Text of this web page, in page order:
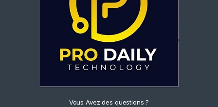
Vous Avez des questions ?